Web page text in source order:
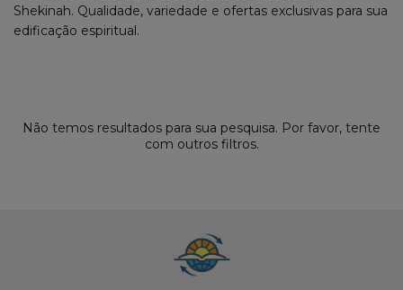
Shekinah. Qualidade, variedade e ofertas exclusivas para sua
edificação espiritual.
Não temos resultados para sua pesquisa. Por favor, tente
com outros filtros.